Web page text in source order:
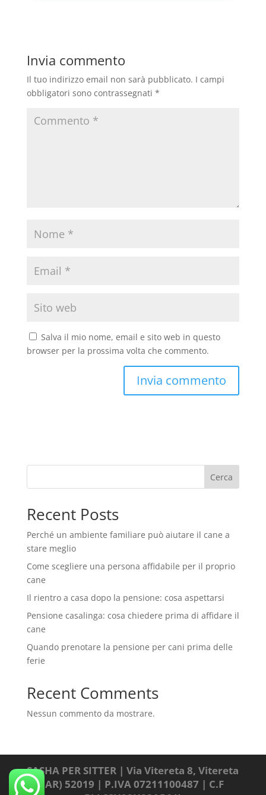
Invia commento
Il tuo indirizzo email non sarà pubblicato. I campi
obbligatori sono contrassegnati *
Salva il mio nome, email e sito web in questo
browser per la prossima volta che commento.
Cerca
Recent Posts
Perché un ambiente familiare può aiutare il cane a
stare meglio
Come scegliere una persona affidabile per il proprio
cane
Il rientro a casa dopo la pensione: cosa aspettarsi
Pensione casalinga: cosa chiedere prima di affidare il
cane
Quando prenotare la pensione per cani prima delle
ferie
Recent Comments
Nessun commento da mostrare.
SASHA PER SITTER | Via Vitereta 8, Vitereta
(AR) 52019 | P.IVA 07211100487 | C.F